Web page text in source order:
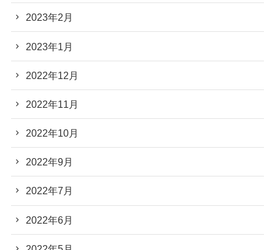
2023年2月
2023年1月
2022年12月
2022年11月
2022年10月
2022年9月
2022年7月
2022年6月